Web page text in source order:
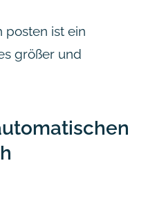
posten ist ein
größer und